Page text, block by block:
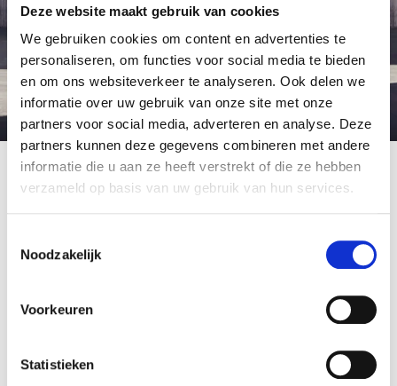
Deze website maakt gebruik van cookies
We gebruiken cookies om content en advertenties te
personaliseren, om functies voor social media te bieden
en om ons websiteverkeer te analyseren. Ook delen we
informatie over uw gebruik van onze site met onze
partners voor social media, adverteren en analyse. Deze
partners kunnen deze gegevens combineren met andere
informatie die u aan ze heeft verstrekt of die ze hebben
verzameld op basis van uw gebruik van hun services.
Noodzakelijk
Voorkeuren
Statistieken
Volvo
Volvo staat voor premium mobiliteit met oog voor
mens, milieu en comfort. Het 100% elektrische
luxueuze EX90 – bewijst dat elektrisch rijden perfect
daar het intuïtieve infotainment, topveiligheid en een
sterke TCO aan toe, en je krijgt een wagenpark dat